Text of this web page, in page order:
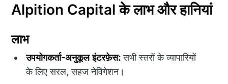
Alpition Capital के लाभ और हानियां
लाभ
उपयोगकर्ता-अनुकूल इंटरफ़ेस:सभी स्तरों के व्यापारियों
के लिए सरल, सहज नेविगेशन।